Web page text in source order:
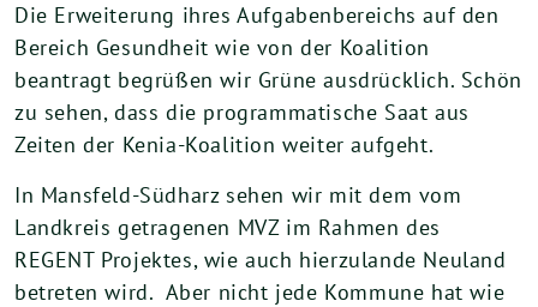
Die Erweiterung ihres Aufgabenbereichs auf den
Bereich Gesundheit wie von der Koalition
beantragt begrüßen wir Grüne ausdrücklich. Schön
zu sehen, dass die programmatische Saat aus
Zeiten der Kenia-Koalition weiter aufgeht.
In Mansfeld-Südharz sehen wir mit dem vom
Landkreis getragenen MVZ im Rahmen des
REGENT Projektes, wie auch hierzulande Neuland
betreten wird. Aber nicht jede Kommune hat wie